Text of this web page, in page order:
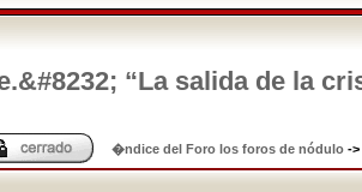
“La salida de la
�ndice del Foro los foros de nódulo ->